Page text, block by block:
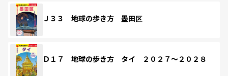
Ｊ３３ 地球の歩き方 墨田区
Ｄ１７ 地球の歩き方 タイ ２０２７～２０２８